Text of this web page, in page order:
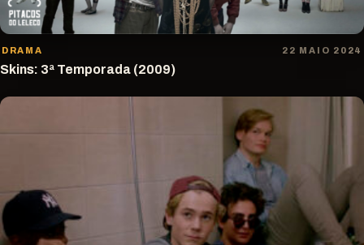
DRAMA 22 MAIO 2024
Skins: 3ª Temporada (2009)